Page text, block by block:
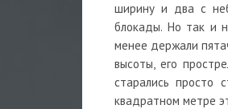
ширину и два с
блокады. Но так и
менее держали
высоты, его
старались просто
квадратном метре